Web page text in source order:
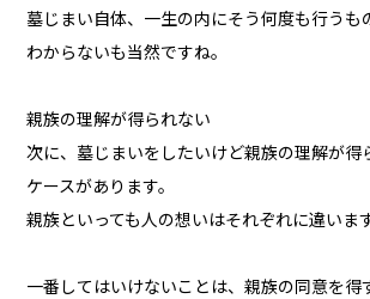
墓じまい自体、一生の内にそう何度も行うも
わからないも当然ですね。
親族の理解が得られない
次に、墓じまいをしたいけど親族の理解が得
ケースがあります。
親族といっても人の想いはそれぞれに違います
一番してはいけないことは、親族の同意を得